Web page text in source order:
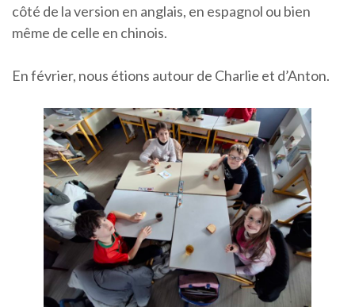
côté de la version en anglais, en espagnol ou bien
même de celle en chinois.
En février, nous étions autour de Charlie et d’Anton.